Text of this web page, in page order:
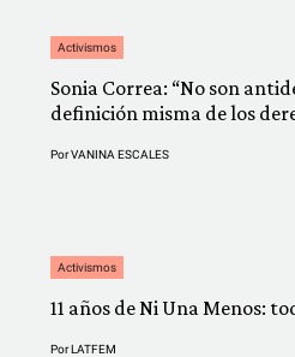
Activismos
Sonia Correa: “No son
definición misma de los
PorVANINA ESCALES
Activismos
11 años de Ni Una Menos:
PorLATFEM